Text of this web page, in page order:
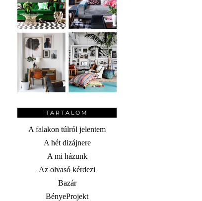
TARTALOM
A falakon túlról jelentem
A hét dizájnere
A mi házunk
Az olvasó kérdezi
Bazár
BényeProjekt